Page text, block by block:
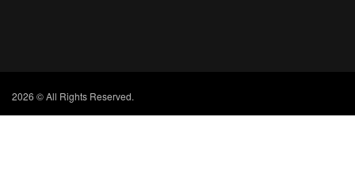
2026 © All Rights Reserved.